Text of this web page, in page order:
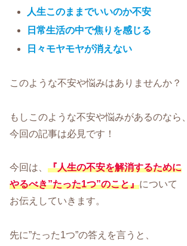
人生このままでいいのか不安
日常生活の中で焦りを感じる
日々モヤモヤが消えない
このような不安や悩みはありませんか？
もしこのような不安や悩みがあるのなら、
今回の記事は必見です！
今回は、 『人生の不安を解消するために
やるべき”たった1つ”のこと』について
お伝えしていきます。
先に”たった1つ”の答えを言うと、